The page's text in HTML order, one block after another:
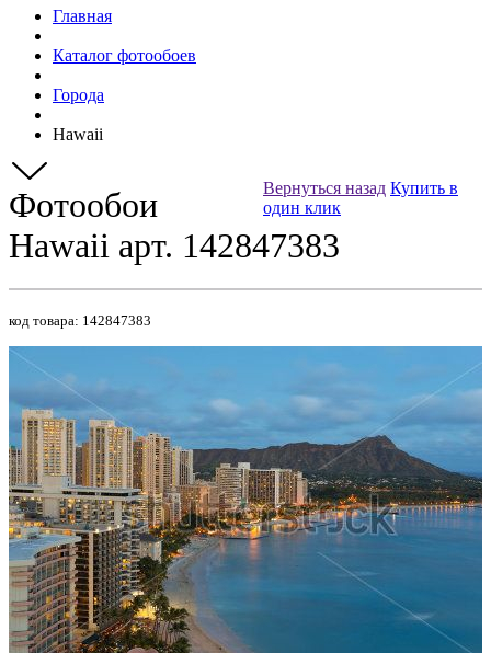
Главная
Каталог фотообоев
Города
Hawaii
Вернуться назад Купить в
один клик
Фотообои
Hawaii арт. 142847383
код товара: 142847383